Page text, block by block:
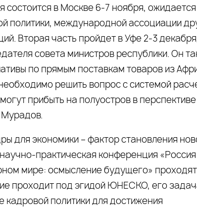
состоится в Москве 6-7 ноября, ожидается
политики, международной ассоциации
Вторая часть пройдет в Уфе 2-3
совета министров республики. Он
по прямым поставкам товаров из
решить вопрос с системой
прибыть на полуостров в перспективе
Мурадов.
для экономики – фактор становления
практическая конференция
мире: осмысление будущего»
проходит под эгидой ЮНЕСКО, его
политики для достижения